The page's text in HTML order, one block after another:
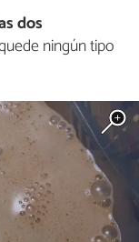
dos
ningún tipo